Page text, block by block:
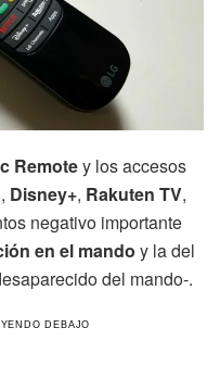
Remotey los accesos
, Disney+, Rakuten TV,
negativo importante
en el mando y la del
del mando-.